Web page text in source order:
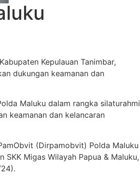
Kepulauan Tanimbar,
dukungan keamanan dan
Maluku dalam rangka silaturahmi
keamanan dan kelancaran
(Dirpamobvit) Polda Maluku
SKK Migas Wilayah Papua & Maluku,